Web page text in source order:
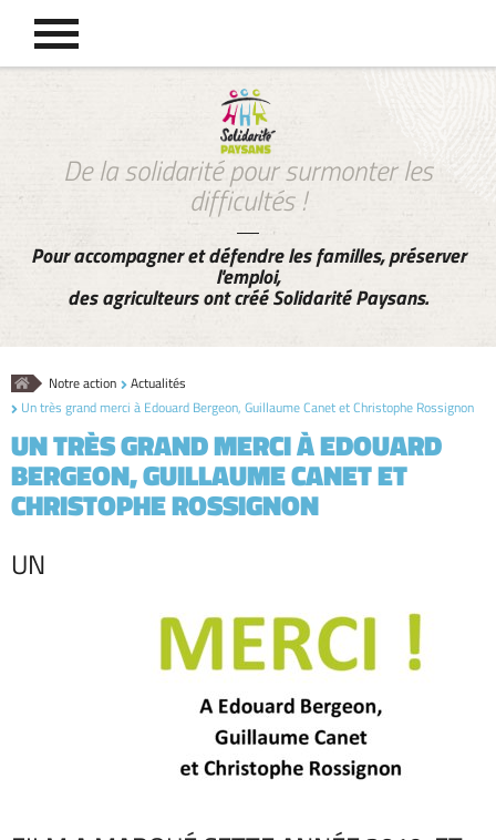
De la solidarité pour surmonter les
difficultés !
Pour accompagner et défendre les familles, préserver
l'emploi,
des agriculteurs ont créé Solidarité Paysans.
AccueilNotre action
Actualités
Un très grand merci à Edouard Bergeon, Guillaume Canet et Christophe Rossignon
UN TRÈS GRAND MERCI À EDOUARD
BERGEON, GUILLAUME CANET ET
CHRISTOPHE ROSSIGNON
UN